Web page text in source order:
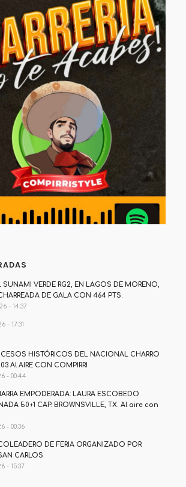
SUNAMI VERDE RG2, EN LAGOS DE MORENO,
DE GALA CON 464 PTS.
- 14:37
- 17:31
HISTÓRICOS DEL NACIONAL CHARRO
Al AIRE CON COMPIRRI
- 00:44
EMPODERADA: LAURA ESCOBEDO
50+1 CAP. BROWNSVILLE, TX. Al aire con
- 00:36
DE FERIA ORGANIZADO POR
CARLOS
- 15:37